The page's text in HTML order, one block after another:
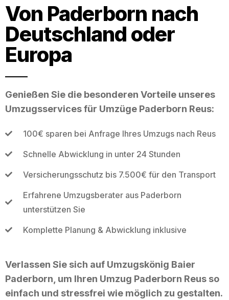
Von Paderborn nach
Deutschland oder
Europa
Genießen Sie die besonderen Vorteile unseres
Umzugsservices für Umzüge Paderborn Reus:
100€ sparen bei Anfrage Ihres Umzugs nach Reus
Schnelle Abwicklung in unter 24 Stunden
Versicherungsschutz bis 7.500€ für den Transport
Erfahrene Umzugsberater aus Paderborn
unterstützen Sie
Komplette Planung & Abwicklung inklusive
Verlassen Sie sich auf Umzugskönig Baier
Paderborn, um Ihren Umzug Paderborn Reus so
einfach und stressfrei wie möglich zu gestalten.